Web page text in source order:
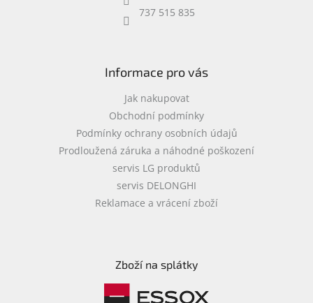
737 515 835
Informace pro vás
Jak nakupovat
Obchodní podmínky
Podmínky ochrany osobních údajů
Prodloužená záruka a náhodné poškození
servis LG produktů
servis DELONGHI
Reklamace a vrácení zboží
Zboží na splátky